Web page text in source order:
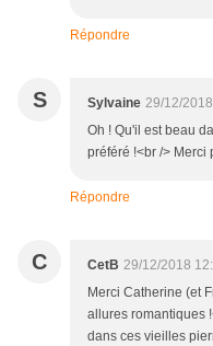
Répondre
S Sylvaine 29/12/
Oh ! Qu'il est beau
préféré !<br /> Merci
Répondre
C CetB 29/12/2018
Merci Catherine (et
allures romantiques
dans ces vieilles